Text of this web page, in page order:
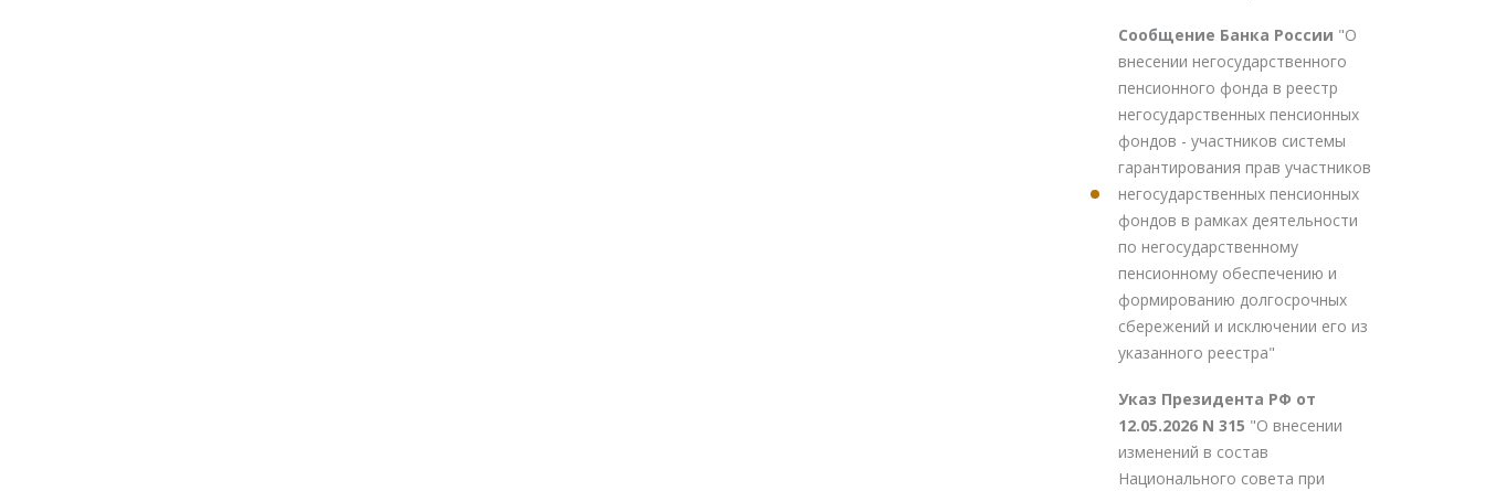
Сообщение Банка России "О
внесении негосударственного
пенсионного фонда в реестр
негосударственных пенсионных
фондов - участников системы
гарантирования прав участников
негосударственных пенсионных
фондов в рамках деятельности
по негосударственному
пенсионному обеспечению и
формированию долгосрочных
сбережений и исключении его из
указанного реестра"
Указ Президента РФ от
12.05.2026 N 315 "О внесении
изменений в состав
Национального совета при